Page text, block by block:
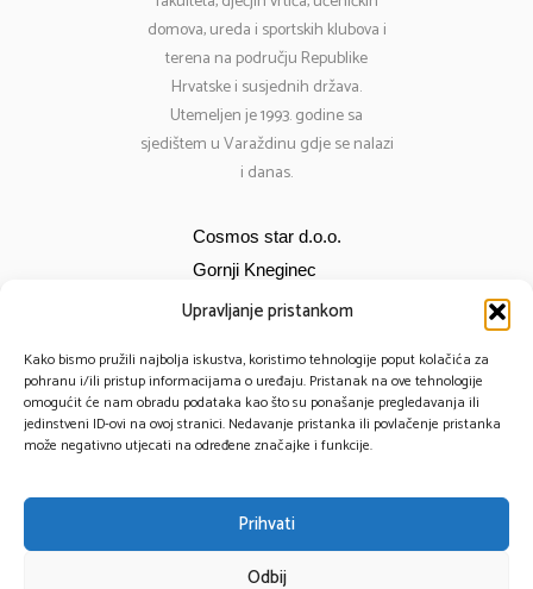
Upravljanje pristankom
Kako bismo pružili najbolja iskustva, koristimo tehnologije poput kolačića za
pohranu i/ili pristup informacijama o uređaju. Pristanak na ove tehnologije
omogućit će nam obradu podataka kao što su ponašanje pregledavanja ili
jedinstveni ID-ovi na ovoj stranici. Nedavanje pristanka ili povlačenje pristanka
može negativno utjecati na određene značajke i funkcije.
Prihvati
Odbij
domova, ureda i sportskih klubova i
terena na području Republike
Hrvatske i susjednih država.
Utemeljen je 1993. godine sa
sjedištem u Varaždinu gdje se nalazi
i danas.
Cosmos star d.o.o.
Gornji Kneginec
Bana Jelačića 12
Tel: 098 284 634
091 430 1093
© 2025 – Cosmos Star All Rights Reserved.
Powered by TomTech